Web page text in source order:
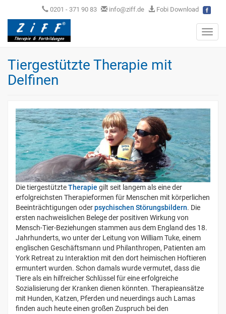
0201 - 371 90 83 info@ziff.de Fobi Download
Tiergestützte Therapie mit
Delfinen
Die tiergestützteTherapie gilt seit langem als eine der
erfolgreichsten Therapieformen für Menschen mit körperlichen
Beeinträchtigungen oderpsychischen Störungsbildern. Die
ersten nachweislichen Belege der positiven Wirkung von
Mensch-Tier-Beziehungen stammen aus dem England des 18.
Jahrhunderts, wo unter der Leitung von William Tuke, einem
englischen Geschäftsmann und Philanthropen, Patienten am
York Retreat zu Interaktion mit den dort heimischen Hoftieren
ermuntert wurden. Schon damals wurde vermutet, dass die
Tiere als ein hilfreicher Schlüssel für eine erfolgreiche
Sozialisierung der Kranken dienen könnten. Therapieansätze
mit Hunden, Katzen, Pferden und neuerdings auch Lamas
finden auch heute einen großen Zuspruch bei den